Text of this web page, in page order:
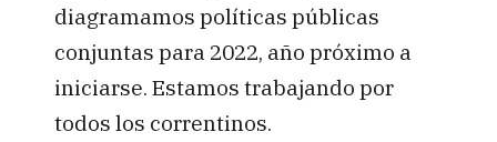
diagramamos políticas públicas
conjuntas para 2022, año próximo a
iniciarse. Estamos trabajando por
todos los correntinos.